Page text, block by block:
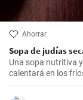
Ahorrar
Sopa de judías
Una sopa nutritiva
calentará en los
también tiene
sabor y aroma.